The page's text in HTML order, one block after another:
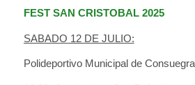
FEST SAN CRISTOBAL 2025
SABADO 12 DE JULIO:
Polideportivo Municipal de Consuegra